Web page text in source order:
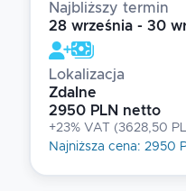
Najbliższy termin
28 września - 30
Lokalizacja
Zdalne
2950 PLN netto
+23% VAT (3628,50
Najniższa cena: 2950